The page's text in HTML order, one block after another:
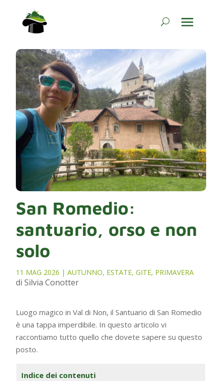
San Romedio:
santuario, orso e non
solo
11 MAG 2026 |AUTUNNO, ESTATE,GITE, PRIMAVERA
di Silvia Conotter
Luogo magico in Val di Non, il Santuario di San Romedio
è una tappa imperdibile. In questo articolo vi
raccontiamo tutto quello che dovete sapere su questo
posto.
Indice dei contenuti